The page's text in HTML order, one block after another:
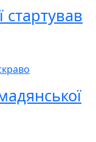
стартував